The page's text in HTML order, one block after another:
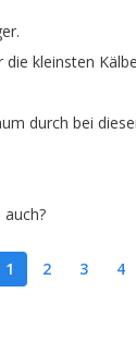
.
die kleinsten
durch bei
auch?
1 2 3 4